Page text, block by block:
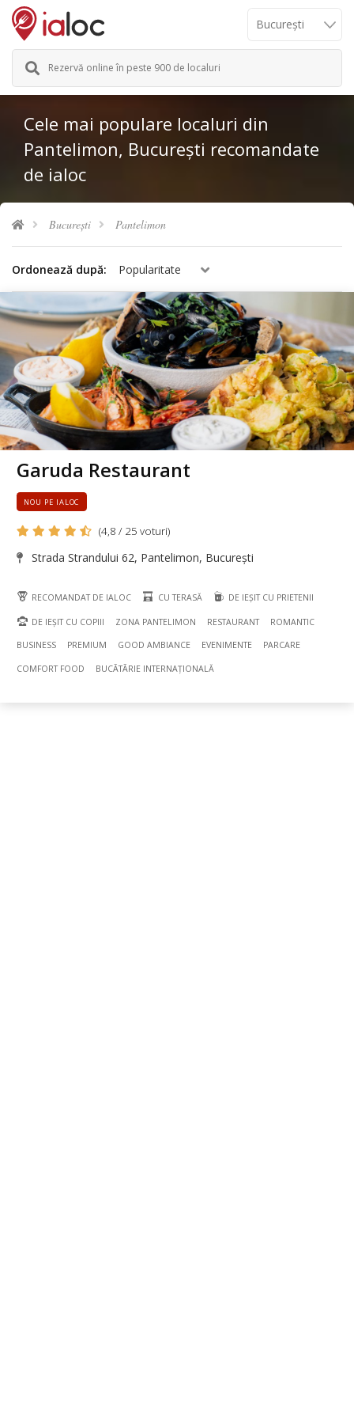
Rezervă online în peste 900 de localuri
Cele mai populare localuri din
Pantelimon, București recomandate
de ialoc
București Pantelimon
Ordonează după: Popularitate
Garuda Restaurant
NOU PE IALOC
(4,8 / 25 voturi)
Strada Strandului 62, Pantelimon, București
RECOMANDAT DE IALOC CU TERASĂ DE IEȘIT CU PRIETENII
DE IEȘIT CU COPIII ZONA PANTELIMON RESTAURANT ROMANTIC
BUSINESS PREMIUM GOOD AMBIANCE EVENIMENTE PARCARE
COMFORT FOOD BUCÃTÃRIE INTERNAȚIONALĂ